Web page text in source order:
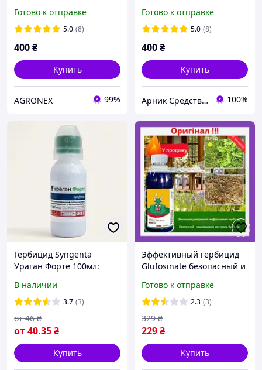
Готово к отправке
5.0 (8)
400₴
Купить
AGRONEX 99%
Готово к отправке
5.0 (8)
400₴
Купить
Арник Средства защиты растений и удобрения 100%
Гербицид Syngenta
Ураган Форте 100мл:
для чистых участков
В наличии
3.7 (3)
от40.35₴
от 46 ₴
Купить
Эффективный гербицид
Glufosinate безопасный и
солью аммония 100ml
Готово к отправке
2.3 (3)
229₴
329 ₴
Купить